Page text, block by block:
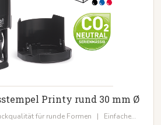
Printy rund 30 mm Ø
für runde Formen | Einfache